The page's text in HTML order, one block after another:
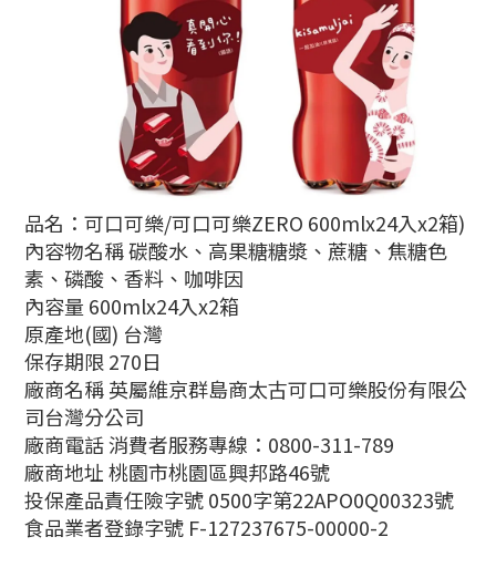
品名：可口可樂/可口可樂ZERO 600mlx24入x2箱)
內容物名稱 碳酸水、高果糖糖漿、蔗糖、焦糖色
素、磷酸、香料、咖啡因
內容量 600mlx24入x2箱
原產地(國) 台灣
保存期限 270日
廠商名稱 英屬維京群島商太古可口可樂股份有限公
司台灣分公司
廠商電話 消費者服務專線：0800-311-789
廠商地址 桃園市桃園區興邦路46號
投保產品責任險字號 0500字第22APO0Q00323號
食品業者登錄字號 F-127237675-00000-2